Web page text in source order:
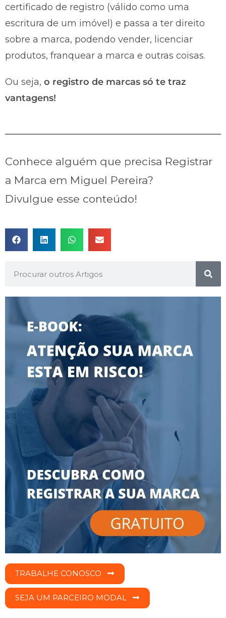
certificado de registro (válido como uma
escritura de um imóvel) e passa a ter direito
sobre a marca, podendo vender, licenciar
produtos, franquear a marca e outras coisas.
Ou seja, o registro de marcas só te traz
vantagens!
Conhece alguém que precisa Registrar
a Marca em Miguel Pereira?
Divulgue esse conteúdo!
TRABALHE CONOSCO
SEJA UM PARCEIRO MODAL